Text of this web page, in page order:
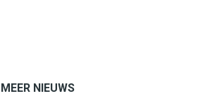
MEER NIEUWS